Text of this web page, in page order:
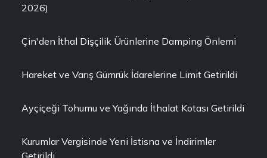
2026)
Çin'den İthal Dişçilik Ürünlerine Damping Önlemi
Hareket ve Varış Gümrük İdarelerine Limit Getirildi
Ayçiçeği Tohumu ve Yağında İthalat Kotası Getirildi
Kurumlar Vergisinde Yeni İstisna ve İndirimler
Getirildi